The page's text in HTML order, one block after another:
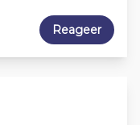
Reageer